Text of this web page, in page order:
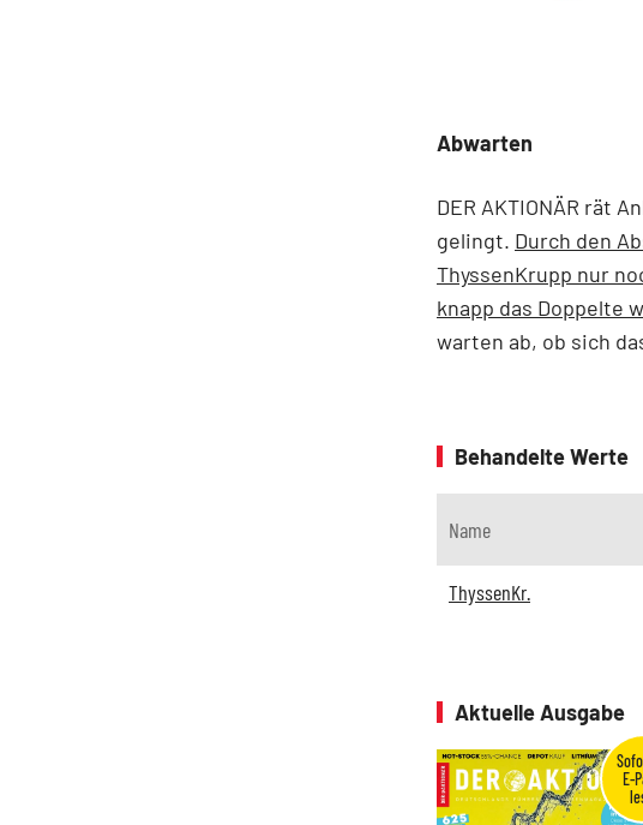
Abwarten
DER AKTIONÄR rät
gelingt. Durch den
ThyssenKrupp nur
knapp das Doppelte
warten ab, ob sich
Behandelte Werte
Name
ThyssenKr.
Aktuelle Ausgabe